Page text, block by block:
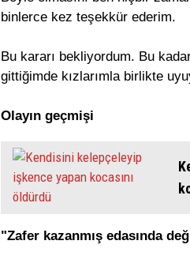
binlerce kez teşekkür ederim.
Bu kararı bekliyordum. Bu
gittiğimde kızlarımla birlikte
Olayın geçmişi
"Zafer kazanmış edasında